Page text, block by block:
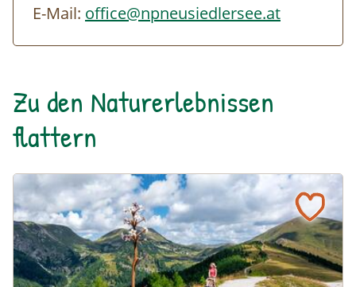
E-Mail: office@npneusiedlersee.at
Zu den Naturerlebnissen
flattern